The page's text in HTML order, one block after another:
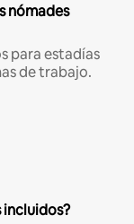
nómades
para estadías
de trabajo.
incluidos?